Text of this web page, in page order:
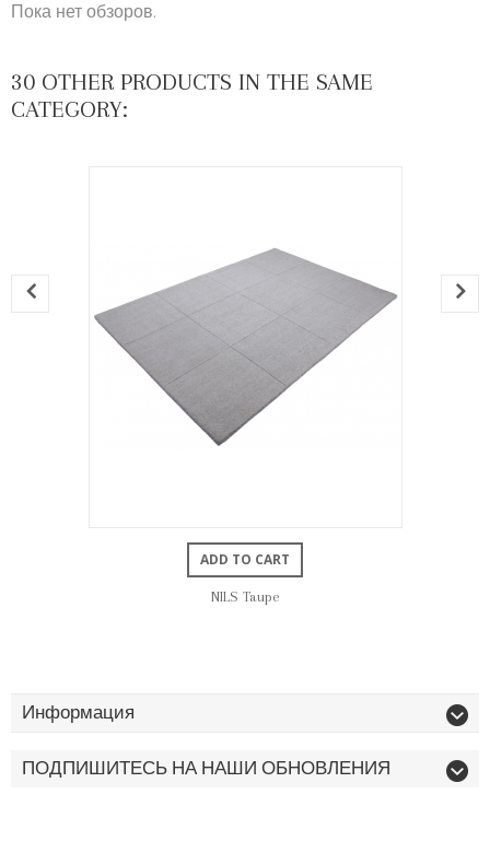
Пока нет обзоров.
30 OTHER PRODUCTS IN THE SAME
CATEGORY:
ADD TO CART
NILS Taupe
Информация
ПОДПИШИТЕСЬ НА НАШИ ОБНОВЛЕНИЯ